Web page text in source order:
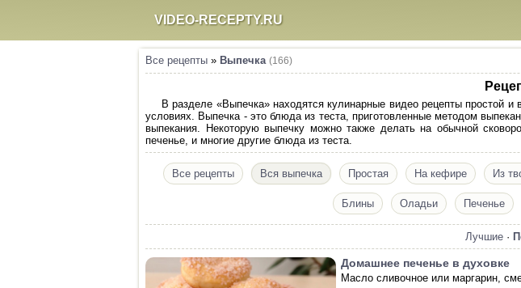
VIDEO-RECEPTY.RU
Все рецепты » Выпечка (166)
В разделе «Выпечка» находятся кулинарные видео рецепты простой
условиях. Выпечка - это блюда из теста, приготовленные методом
выпекания. Некоторую выпечку можно также делать на обычной
печенье, и многие другие блюда из теста.
Все рецепты Вся выпечка Простая На кефире Из
Блины Оладьи Печенье
Лучшие ·
Домашнее печенье в духовке
Масло сливочное или маргарин,